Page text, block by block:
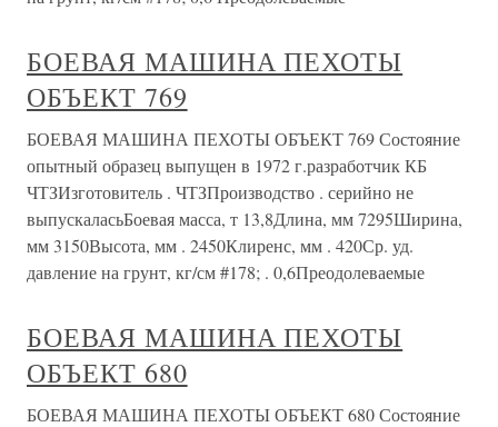
БОЕВАЯ МАШИНА ПЕХОТЫ
ОБЪЕКТ 769
БОЕВАЯ МАШИНА ПЕХОТЫ ОБЪЕКТ 769 Состояние
опытный образец выпущен в 1972 г.разработчик КБ
ЧТЗИзготовитель . ЧТЗПроизводство . серийно не
выпускаласьБоевая масса, т 13,8Длина, мм 7295Ширина,
мм 3150Высота, мм . 2450Клиренс, мм . 420Ср. уд.
давление на грунт, кг/см #178; . 0,6Преодолеваемые
БОЕВАЯ МАШИНА ПЕХОТЫ
ОБЪЕКТ 680
БОЕВАЯ МАШИНА ПЕХОТЫ ОБЪЕКТ 680 Состояние